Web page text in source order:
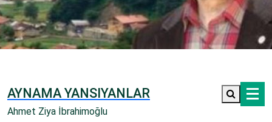
AYNAMA YANSIYANLAR
Ahmet Ziya İbrahimoğlu